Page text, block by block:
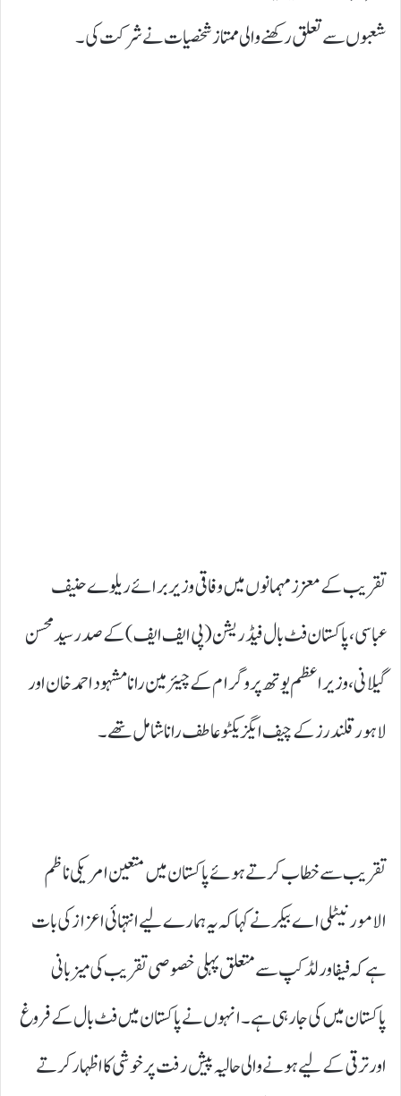
شعبوں سے تعلق رکھنے والی ممتاز شخصیات نے شرکت کی۔
تقریب کے معزز مہمانوں میں وفاقی وزیر برائے ریلوے حنیف
عباسی، پاکستان فٹ بال فیڈریشن (پی ایف ایف) کے صدر سید محسن
گیلانی، وزیراعظم یوتھ پروگرام کے چیئرمین رانا مشہود احمد خان اور
لاہور قلندرز کے چیف ایگزیکٹو عاطف رانا شامل تھے۔
تقریب سے خطاب کرتے ہوئے پاکستان میں متعین امریکی ناظم
الامور نیٹلی اے بیکر نے کہا کہ یہ ہمارے لیے انتہائی اعزاز کی بات
ہے کہ فیفا ورلڈ کپ سے متعلق پہلی خصوصی تقریب کی میزبانی
پاکستان میں کی جا رہی ہے۔ انہوں نے پاکستان میں فٹ بال کے فروغ
اور ترقی کے لیے ہونے والی حالیہ پیش رفت پر خوشی کا اظہار کرتے